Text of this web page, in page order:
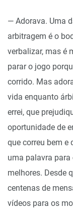
— Adorava. Uma
arbitragem é o
verbalizar, mas é
parar o jogo
corrido. Mas
vida enquanto
errei, que
oportunidade de
que correu bem e
uma palavra para
melhores. Desde
centenas de
vídeos para os